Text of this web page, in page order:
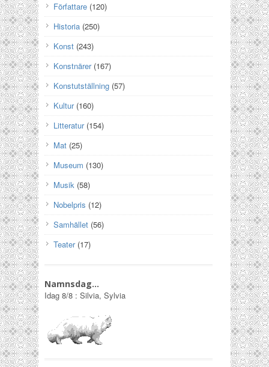
Författare (120)
Historia (250)
Konst (243)
Konstnärer(167)
Konstutställning (57)
Kultur(160)
Litteratur(154)
Mat (25)
Museum (130)
Musik (58)
Nobelpris (12)
Samhället (56)
Teater(17)
Namnsdag…
Idag 8/8 : Silvia, Sylvia